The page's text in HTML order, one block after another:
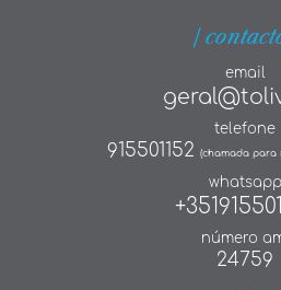
|
email
telefone
915501152 (chamada para
whatsapp
número
24759